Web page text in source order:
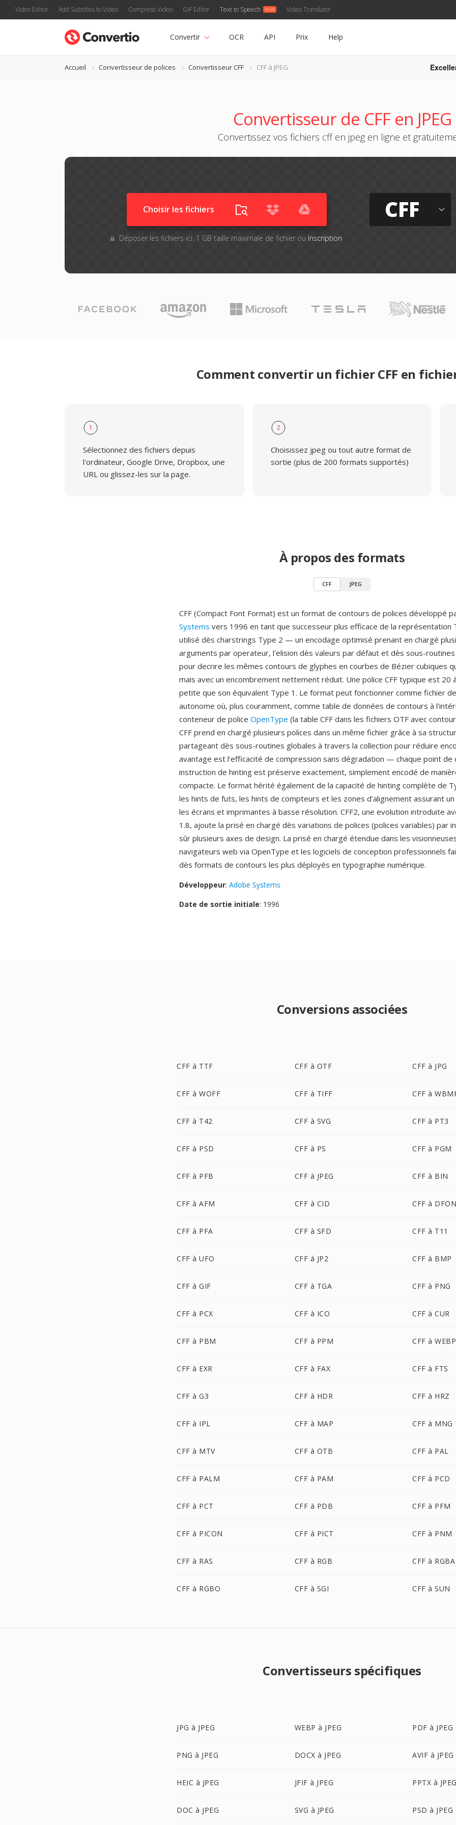
Video Editor Add Subtitles to Video Compress Video GIF Editor Text to Speech Video Translator
Convertir OCR API Prix Help
Accueil Convertisseur de polices Convertisseur CFF CFF à JPEG
Convertisseur de CFF en JPEG
Convertissez vos fichiers cff en jpeg en ligne et
Choisir les fichiers
Déposer les fichiers ici. 1 GB taille maximale de fichier ou Inscription
CFF
Comment convertir un fichier CFF en fichier
1
Sélectionnez des fichiers depuis
l'ordinateur, Google Drive, Dropbox, une
URL ou glissez-les sur la page.
2
Choisissez jpeg ou tout autre format de
sortie (plus de 200 formats supportés)
À propos des formats
CFF JPEG
CFF (Compact Font Format) est un format de contours de polices développé
Systems vers 1996 en tant que successeur plus efficace de la représentation
utilisé dès charstrings Type 2 — un encodage optimisé prenant en chargé
arguments par operateur, l'elision dès valeurs par défaut et dès sous-
pour decrire les mêmes contours de glyphes en courbes de Bézier cubiques
mais avec un encombrement nettement réduit. Une police CFF typique est 20
petite que son équivalent Type 1. Le format peut fonctionner comme fichier
autonome où, plus couramment, comme table de données de contours à
conteneur de police OpenType (la table CFF dans les fichiers OTF avec
CFF prend en chargé plusieurs polices dans un même fichier grâce à sa
partageant dès sous-routines globales à travers la collection pour réduire
avantage est l'efficacité de compression sans dégradation — chaque point de
instruction de hinting est préserve exactement, simplement encodé de
compacte. Le format hérité également de la capacité de hinting complète de
les hints de futs, les hints de compteurs et les zones d'alignement assurant
les écrans et imprimantes à basse résolution. CFF2, une evolution introduite
1.8, ajoute la prisé en chargé dès variations de polices (polices variables) par
sûr plusieurs axes de design. La prisé en chargé étendue dans les
navigateurs web via OpenType et les logiciels de conception professionnels
dès formats de contours les plus déployés en typographie numérique.
Développeur: Adobe Systems
Date de sortie initiale: 1996
Conversions associées
CFF à TTF CFF à OTF CFF à JPG
CFF à WOFF CFF à TIFF CFF à
CFF à T42 CFF à SVG CFF à PT3
CFF à PSD CFF à PS CFF à PGM
CFF à PFB CFF à JPEG CFF à BIN
CFF à AFM CFF à CID CFF à
CFF à PFA CFF à SFD CFF à T11
CFF à UFO CFF à JP2 CFF à BMP
CFF à GIF CFF à TGA CFF à PNG
CFF à PCX CFF à ICO CFF à CUR
CFF à PBM CFF à PPM CFF à WEBP
CFF à EXR CFF à FAX CFF à FTS
CFF à G3 CFF à HDR CFF à HRZ
CFF à IPL CFF à MAP CFF à MNG
CFF à MTV CFF à OTB CFF à PAL
CFF à PALM CFF à PAM CFF à PCD
CFF à PCT CFF à PDB CFF à PFM
CFF à PICON CFF à PICT CFF à PNM
CFF à RAS CFF à RGB CFF à RGBA
CFF à RGBO CFF à SGI CFF à SUN
Convertisseurs spécifiques
JPG à JPEG WEBP à JPEG PDF à JPEG
PNG à JPEG DOCX à JPEG AVIF à JPEG
HEIC à JPEG JFIF à JPEG PPTX à
DOC à JPEG SVG à JPEG PSD à JPEG